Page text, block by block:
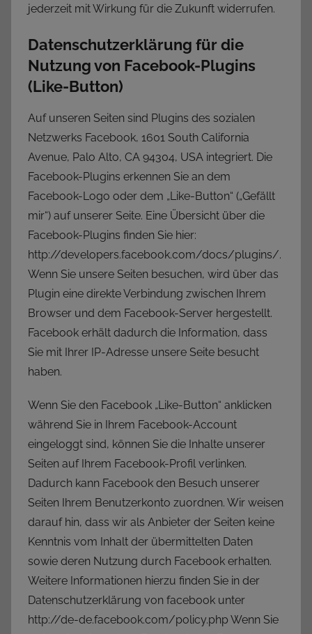
jederzeit mit Wirkung für die Zukunft widerrufen.
Datenschutzerklärung für die
Nutzung von Facebook-Plugins
(Like-Button)
Auf unseren Seiten sind Plugins des sozialen
Netzwerks Facebook, 1601 South California
Avenue, Palo Alto, CA 94304, USA integriert. Die
Facebook-Plugins erkennen Sie an dem
Facebook-Logo oder dem „Like-Button“ („Gefällt
mir“) auf unserer Seite. Eine Übersicht über die
Facebook-Plugins finden Sie hier:
http://developers.facebook.com/docs/plugins/.
Wenn Sie unsere Seiten besuchen, wird über das
Plugin eine direkte Verbindung zwischen Ihrem
Browser und dem Facebook-Server hergestellt.
Facebook erhält dadurch die Information, dass
Sie mit Ihrer IP-Adresse unsere Seite besucht
haben.
Wenn Sie den Facebook „Like-Button“ anklicken
während Sie in Ihrem Facebook-Account
eingeloggt sind, können Sie die Inhalte unserer
Seiten auf Ihrem Facebook-Profil verlinken.
Dadurch kann Facebook den Besuch unserer
Seiten Ihrem Benutzerkonto zuordnen. Wir weisen
darauf hin, dass wir als Anbieter der Seiten keine
Kenntnis vom Inhalt der übermittelten Daten
sowie deren Nutzung durch Facebook erhalten.
Weitere Informationen hierzu finden Sie in der
Datenschutzerklärung von facebook unter
http://de-de.facebook.com/policy.php Wenn Sie